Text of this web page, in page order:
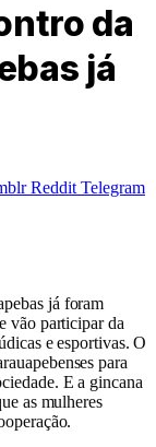
da
já
Reddit Telegram
já foram
vão participar da
e esportivas. O
para
E a gincana
as mulheres